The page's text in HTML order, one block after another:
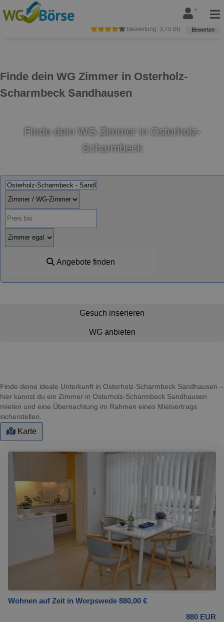
Finde dein WG Zimmer in Osterholz-
Scharmbeck Sandhausen
Bewertung: 3,75 (8) Bewerten
Finde dein WG Zimmer in Osterholz-
Scharmbeck
Angebote finden
Gesuch inserieren
WG anbieten
Finde deine ideale Unterkunft in Osterholz-Scharmbeck Sandhausen –
hier kannst du ein Zimmer in Osterholz-Scharmbeck Sandhausen
mieten und eine Übernachtung im Rahmen eines Mietvertrags
sicherstellen.
Karte
Wohnen auf Zeit in Worpswede 880,00 €
880 EUR